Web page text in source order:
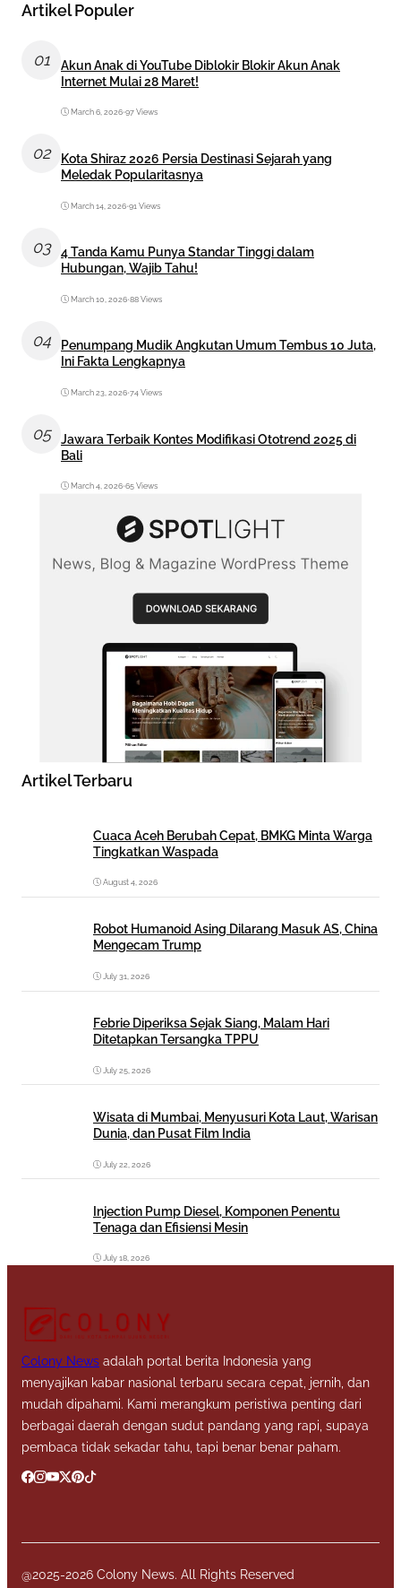
Artikel Populer
01
Akun Anak di YouTube Diblokir Blokir Akun Anak
Internet Mulai 28 Maret!
March 6, 2026•97 Views
02
Kota Shiraz 2026 Persia Destinasi Sejarah yang
Meledak Popularitasnya
March 14, 2026•91 Views
03
4 Tanda Kamu Punya Standar Tinggi dalam
Hubungan, Wajib Tahu!
March 10, 2026•88 Views
04
Penumpang Mudik Angkutan Umum Tembus 10 Juta,
Ini Fakta Lengkapnya
March 23, 2026•74 Views
05
Jawara Terbaik Kontes Modifikasi Ototrend 2025 di
Bali
March 4, 2026•65 Views
Artikel Terbaru
Cuaca Aceh Berubah Cepat, BMKG Minta Warga
Tingkatkan Waspada
August 4, 2026
Robot Humanoid Asing Dilarang Masuk AS, China
Mengecam Trump
July 31, 2026
Febrie Diperiksa Sejak Siang, Malam Hari
Ditetapkan Tersangka TPPU
July 25, 2026
Wisata di Mumbai, Menyusuri Kota Laut, Warisan
Dunia, dan Pusat Film India
July 22, 2026
Injection Pump Diesel, Komponen Penentu
Tenaga dan Efisiensi Mesin
July 18, 2026
Colony News adalah portal berita Indonesia yang
menyajikan kabar nasional terbaru secara cepat, jernih, dan
mudah dipahami. Kami merangkum peristiwa penting dari
berbagai daerah dengan sudut pandang yang rapi, supaya
pembaca tidak sekadar tahu, tapi benar benar paham.
@2025-2026 Colony News. All Rights Reserved